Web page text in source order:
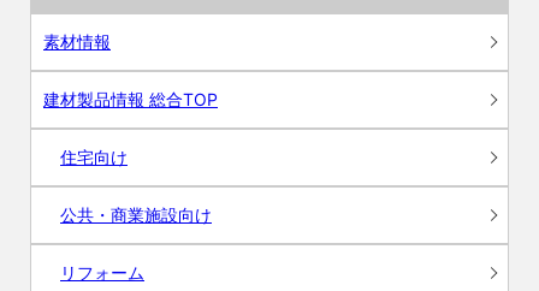
素材情報
建材製品情報 総合TOP
住宅向け
公共・商業施設向け
リフォーム